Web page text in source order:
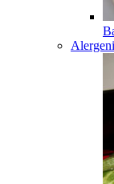
Alergeni